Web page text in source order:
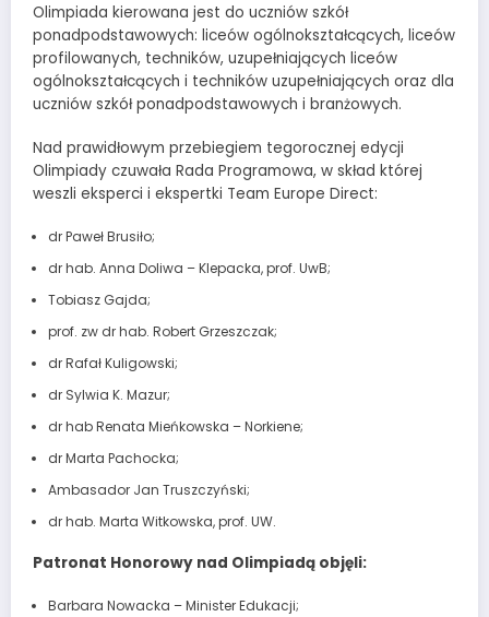
Olimpiada kierowana jest do uczniów szkół
ponadpodstawowych: liceów ogólnokształcących, liceów
profilowanych, techników, uzupełniających liceów
ogólnokształcących i techników uzupełniających oraz dla
uczniów szkół ponadpodstawowych i branżowych.
Nad prawidłowym przebiegiem tegorocznej edycji
Olimpiady czuwała Rada Programowa, w skład której
weszli eksperci i ekspertki Team Europe Direct:
dr Paweł Brusiło;
dr hab. Anna Doliwa – Klepacka, prof. UwB;
Tobiasz Gajda;
prof. zw dr hab. Robert Grzeszczak;
dr Rafał Kuligowski;
dr Sylwia K. Mazur;
dr hab Renata Mieńkowska – Norkiene;
dr Marta Pachocka;
Ambasador Jan Truszczyński;
dr hab. Marta Witkowska, prof. UW.
Patronat Honorowy nad Olimpiadą objęli:
Barbara Nowacka – Minister Edukacji;